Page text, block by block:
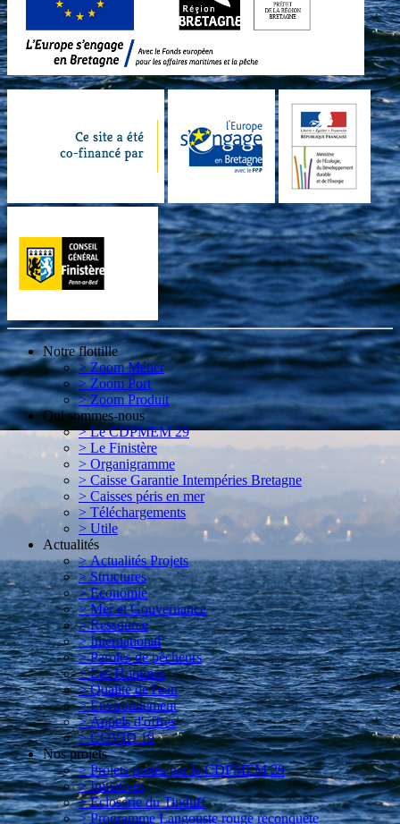
Notre flottille
> Zoom Métier
> Zoom Port
> Zoom Produit
Qui sommes-nous
> Le CDPMEM 29
> Le Finistère
> Organigramme
> Caisse Garantie Intempéries Bretagne
> Caisses péris en mer
> Téléchargements
> Utile
Actualités
> Actualités Projets
> Structures
> Economie
> Mer et Gouvernance
> Ressource
> International
> Paroles de pêcheurs
> Les Hommes
> Qualité de l'eau
> Environnement
> Appels d'offres
> COVID 19
Nos projets
> Projets portés par le CDPMEM 29
> Initiatives
> Ecloserie du Tinduff
> Programme Langouste rouge reconquête